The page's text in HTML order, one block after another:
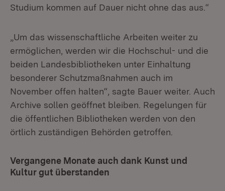
Studium kommen auf Dauer nicht ohne das aus.“
„Um das wissenschaftliche Arbeiten weiter zu
ermöglichen, werden wir die Hochschul- und die
beiden Landesbibliotheken unter Einhaltung
besonderer Schutzmaßnahmen auch im
November offen halten“, sagte Bauer weiter. Auch
Archive sollen geöffnet bleiben. Regelungen für
die öffentlichen Bibliotheken werden von den
örtlich zuständigen Behörden getroffen.
Vergangene Monate auch dank Kunst und
Kultur gut überstanden